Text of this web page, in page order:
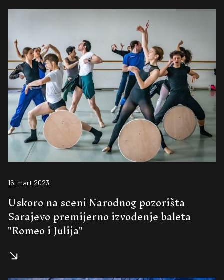
16. mart 2023.
Uskoro na sceni Narodnog pozorišta
Sarajevo premijerno izvođenje baleta
"Romeo i Julija"